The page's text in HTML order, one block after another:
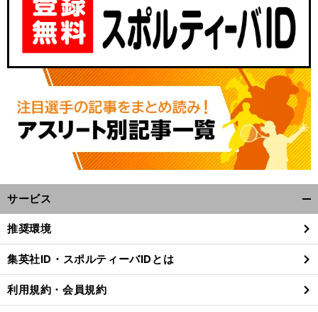
・。
前
へ
サービス
閉
る
推奨環境
集英社ID・スポルティーバIDとは
利用規約・会員規約